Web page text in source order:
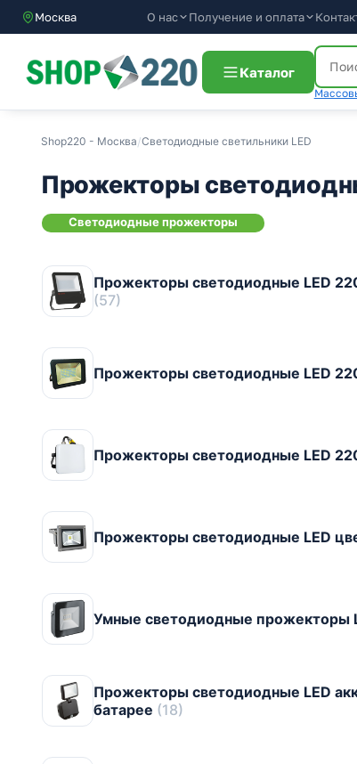
Москва О нас Получение и оплата
Каталог
Shop220 - Москва/Светодиодные светильники LED
Прожекторы
Светодиодные прожекторы
Прожекторы светодиодные LED
(57)
Прожекторы светодиодные LED
Прожекторы светодиодные LED
Прожекторы светодиодные LED
Умные светодиодные прожекторы
Прожекторы светодиодные LED
батарее (18)